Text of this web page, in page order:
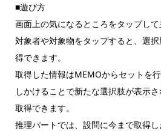
■遊び方
画面上の気になるところをタップして
対象者や対象物をタップすると、選
得できます。
取得した情報はMEMOからセットを
しかけることで新たな選択肢が表示
取得できます。
推理パートでは、設問に今まで取得